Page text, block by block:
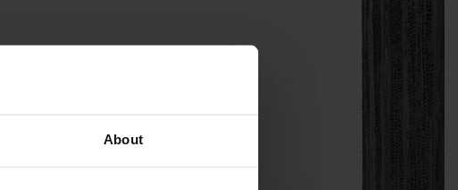
About